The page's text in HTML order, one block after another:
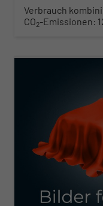
Verbrauch
CO2-Emissionen: